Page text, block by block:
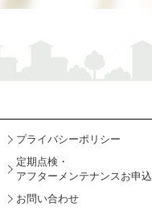
プライバシーポリシー
定期点検・
アフターメンテナンスお申込
お問い合わせ